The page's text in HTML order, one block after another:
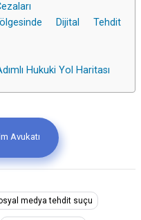
Dijital Tehdit
Hukuki Yol Haritası
Avukatı
medya tehdit suçu